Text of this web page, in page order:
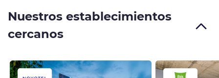
Nuestros establecimientos
cercanos